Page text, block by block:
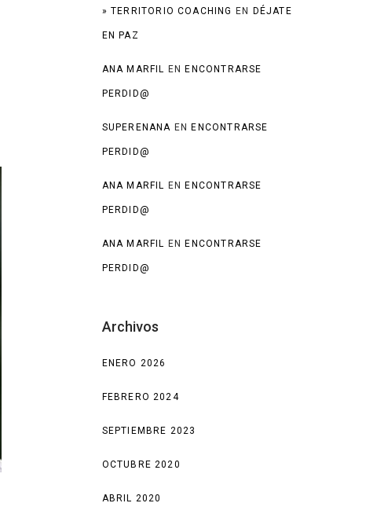
» TERRITORIO COACHING EN DÉJATE
EN PAZ
ANA MARFIL ENENCONTRARSE
PERDID@
SUPERENANA ENENCONTRARSE
PERDID@
ANA MARFIL ENENCONTRARSE
PERDID@
ANA MARFIL ENENCONTRARSE
PERDID@
Archivos
ENERO 2026
FEBRERO 2024
SEPTIEMBRE 2023
OCTUBRE 2020
ABRIL 2020